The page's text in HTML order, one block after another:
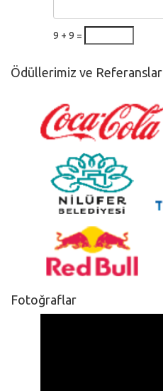
9 + 9 =
Ödüllerimiz ve Referanslar
Fotoğraflar